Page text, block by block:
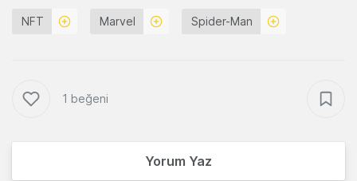
NFT Marvel Spider-Man
1 beğeni
Yorum Yaz